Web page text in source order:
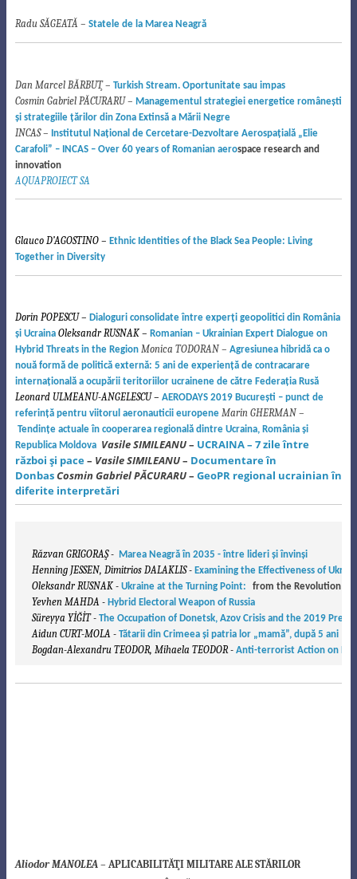
Radu SĂGEATĂ – Statele de la Marea Neagră
Dan Marcel BĂRBUŢ – Turkish Stream. Oportunitate sau impas
Cosmin Gabriel PĂCURARU – Managementul strategiei energetice româneşti
şi strategiile ţărilor din Zona Extinsă a Mării Negre
INCAS – Institutul Naţional de Cercetare-Dezvoltare Aerospaţială „Elie
Carafoli” – INCAS – Over 60 years of Romanian aerospace research and
innovation
AQUAPROIECT SA
Glauco D’AGOSTINO – Ethnic Identities of the Black Sea People: Living
Together in Diversity
Dorin POPESCU – Dialoguri consolidate între experţi geopolitici din România
şi Ucraina Oleksandr RUSNAK – Romanian – Ukrainian Expert Dialogue on
Hybrid Threats in the Region Monica TODORAN – Agresiunea hibridă ca o
nouă formă de politică externă: 5 ani de experienţă de contracarare
internaţională a ocupării teritoriilor ucrainene de către Federaţia Rusă
Leonard ULMEANU-ANGELESCU – AERODAYS 2019 Bucureşti – punct de
referinţă pentru viitorul aeronauticii europene Marin GHERMAN –
Tendinţe actuale în cooperarea regională dintre Ucraina, România şi
Republica Moldova Vasile SIMILEANU– UCRAINA – 7 zile între
război şi pace– VasileSIMILEANU– Documentare în
DonbasCosmin Gabriel PĂCURARU– GeoPR regional ucrainian în
diferite interpretări
Răzvan GRIGORAŞ - Marea Neagră în 2035 - între lideri şi învinşi
Henning JESSEN, Dimitrios DALAKLIS - Examining the Effectiveness of
Oleksandr RUSNAK - Ukraine at the Turning Point:
Yevhen MAHDA - Hybrid Electoral Weapon of Russia
Süreyya YİĞİT - The Occupation of Donetsk, Azov Crisis and the 2019
Aidun CURT-MOLA - Tătarii din Crimeea şi patria lor „mamă”, după 5 ani
Bogdan-Alexandru TEODOR, Mihaela TEODOR - Anti-terrorist Action on
conceptelor şi pentru susţinerea lor cu date obiective obţinute cu metode
ştiinţifice, care permit verificarea afirmaţiilor. Lucrarea este rodul multor